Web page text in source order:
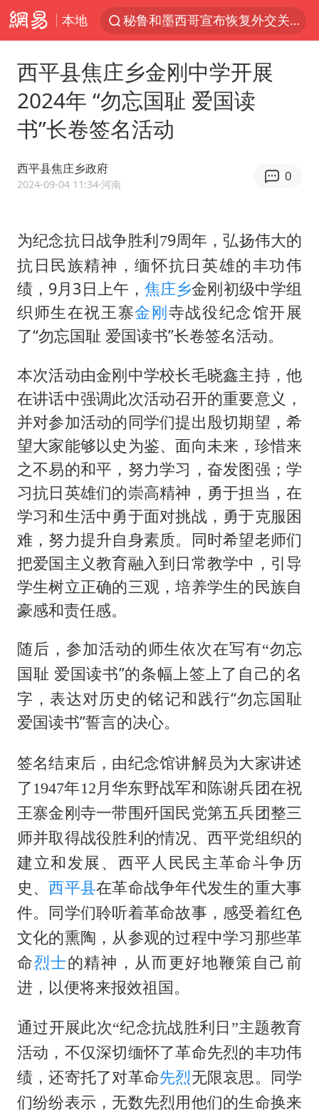
本地
秘鲁和墨西哥宣布恢复外交关系
泉州市委书记张毅恭被查
U17国足点球大战淘汰河床晋级决赛
上海：台风白海豚或将带来龙卷风
名创优品回应女子吐槽内裤质量差
中巨芯：上半年归母净利润1405.77万元
中国女篮70-67险胜尼日利亚女篮
美股存储板块集体大跌
秋天的第一杯奶茶到底有多火
国防部：中国军队坚决反制任何闹海挑衅图谋
日本试射“战斧”导弹，国防部回应
胡彦斌韩磊 谁帮谁
胡彦斌获《歌手2026》歌王
38岁演员求职万岁山NPC成功
夯实基础开新局
西平县焦庄乡金刚中学开展
2024年 “勿忘国耻 爱国读
书”长卷签名活动
西平县焦庄乡政府
2024-09-04 11:34·河南
0
为纪念抗日战争胜利 79周年，弘扬伟大的
抗日民族精神，缅怀抗日英雄的丰功伟
绩，9月3日上午， 焦庄乡金刚初级中学组
织师生在祝王寨金刚寺战役纪念馆开展
了“勿忘国耻 爱国读书”长卷签名活动。
本次活动由金刚中学校长毛晓鑫主持，他
在讲话中强调此次活动召开的重要意义，
并对参加活动的同学们提出殷切期望，希
望大家能够以史为鉴、面向未来，珍惜来
之不易的和平，努力学习，奋发图强；学
习抗日英雄们的崇高精神，勇于担当，在
学习和生活中勇于面对挑战，勇于克服困
难，努力提升自身素质。同时希望老师们
把爱国主义教育融入到日常教学中，引导
学生树立正确的三观，培养学生的民族自
豪感和责任感。
随后，参加活动的师生依次在写有“勿忘
国耻 爱国读书”的条幅上签上了自己的名
字，表达对历史的铭记和践行“勿忘国耻
爱国读书”誓言的决心。
签名结束后，由纪念馆讲解员为大家讲述
了 1947年12月华东野战军和陈谢兵团在祝
王寨金刚寺一带围歼国民党第五兵团整三
师并取得战役胜利的情况、西平党组织的
建立和发展、西平人民民主革命斗争历
史、西平县在革命战争年代发生的重大事
件。同学们聆听着革命故事，感受着红色
文化的熏陶，从参观的过程中学习那些革
命烈士的精神，从而更好地鞭策自己前
进，以便将来报效祖国。
通过开展此次“纪念抗战胜利日”主题教育
活动，不仅深切缅怀了革命先烈的丰功伟
绩，还寄托了对革命先烈无限哀思。同学
们纷纷表示，无数先烈用他们的生命换来